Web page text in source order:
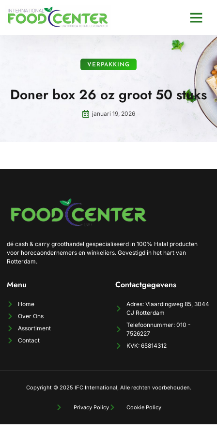
VERPAKKING
Doner box 26 oz groot 50 stuks
januari 19, 2026
dé cash & carry groothandel gespecialiseerd in 100% Halal producten
voor horecaondernemers en winkeliers. Gevestigd in het hart van
Rotterdam.
Menu
Home
Over Ons
Assortiment
Contact
Contactgegevens
Adres: Vlaardingweg 85, 3044
CJ Rotterdam
Telefoonnummer: 010 -
7526227
KVK: 65814312
Copyright © 2025 IFC International, Alle rechten voorbehouden.
Privacy Policy Cookie Policy